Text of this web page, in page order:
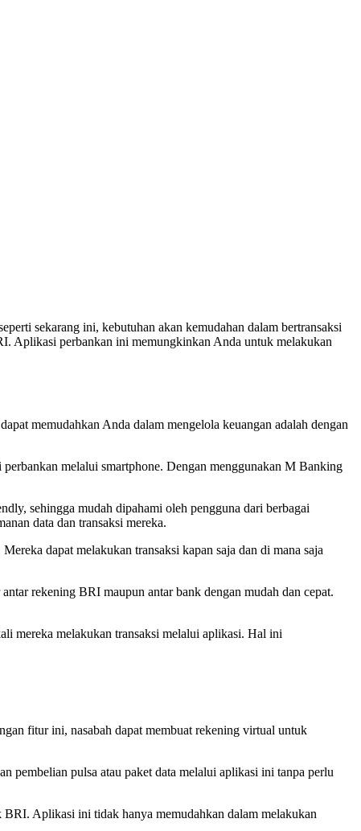
sekarang ini, kebutuhan akan kemudahan dalam bertransaksi
Aplikasi perbankan ini memungkinkan Anda untuk melakukan
memudahkan Anda dalam mengelola keuangan adalah dengan
melalui smartphone. Dengan menggunakan M Banking
sehingga mudah dipahami oleh pengguna dari berbagai
data dan transaksi mereka.
dapat melakukan transaksi kapan saja dan di mana saja
rekening BRI maupun antar bank dengan mudah dan cepat.
mereka melakukan transaksi melalui aplikasi. Hal ini
fitur ini, nasabah dapat membuat rekening virtual untuk
pembelian pulsa atau paket data melalui aplikasi ini tanpa perlu
Aplikasi ini tidak hanya memudahkan dalam melakukan